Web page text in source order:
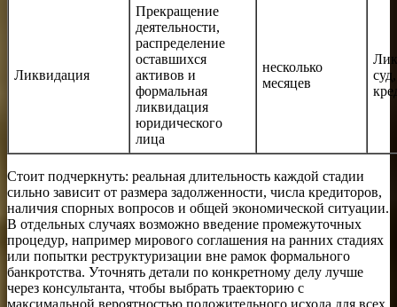
Ликвидация
Прекращение
деятельности,
распределение
оставшихся
активов и
формальная
ликвидация
юридического
лица
несколько
месяцев
суд,
Стоит подчеркнуть: реальная длительность каждой стадии
сильно зависит от размера задолженности, числа кредиторов,
наличия спорных вопросов и общей экономической ситуации.
В отдельных случаях возможно введение промежуточных
процедур, например мирового соглашения на ранних стадиях
или попытки реструктуризации вне рамок формального
банкротства. Уточнять детали по конкретному делу лучше
через консультанта, чтобы выбрать траекторию с